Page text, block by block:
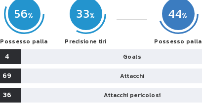
56
Possesso palla
33
Precisione tiri
44
Possesso palla
4 Goals
69
Attacchi
36
Attacchi pericolosi